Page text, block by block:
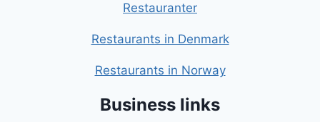
Restauranter
Restaurants in Denmark
Restaurants in Norway
Business links